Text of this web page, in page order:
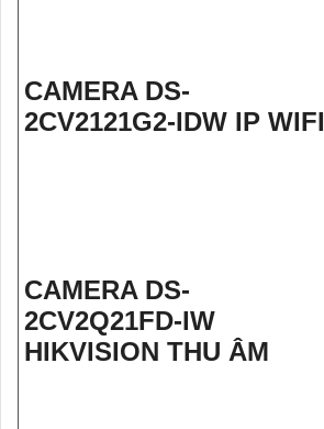
CAMERA DS-
2CV2121G2-IDW IP WIFI
CAMERA DS-
2CV2Q21FD-IW
HIKVISION THU ÂM